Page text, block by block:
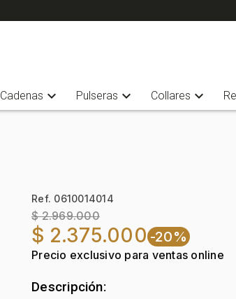
Cadenas expand_more Pulseras expand_more Collares expand_more
Ref. 0610014014
$ 2.969.000
$ 2.375.000 -20%
Precio exclusivo para ventas online
Descripción: